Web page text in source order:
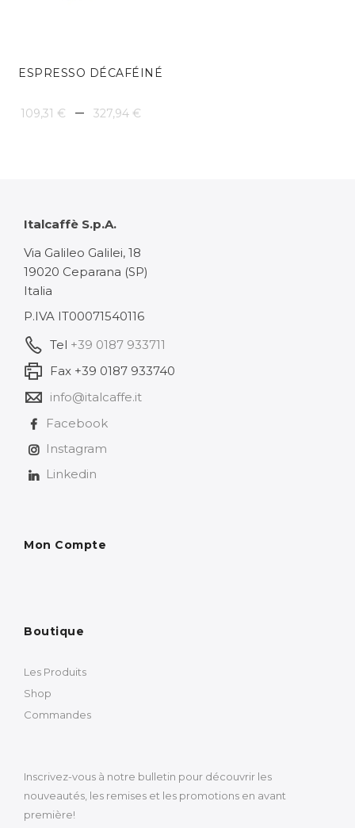
ESPRESSO DÉCAFÉINÉ
109,31 € – 327,94 €
Italcaffè S.p.A.
Via Galileo Galilei, 18
19020 Ceparana (SP)
Italia
P.IVA IT00071540116
Tel +39 0187 933711
Fax +39 0187 933740
info@italcaffe.it
Facebook
Instagram
Linkedin
Mon Compte
Boutique
Les Produits
Shop
Commandes
Inscrivez-vous à notre bulletin pour découvrir les
nouveautés, les remises et les promotions en avant
première!